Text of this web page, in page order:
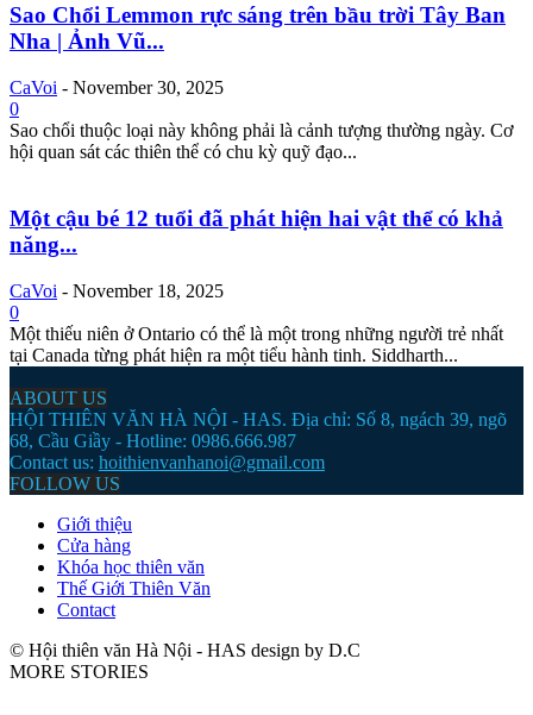
Sao Chổi Lemmon rực sáng trên bầu trời Tây Ban
Nha | Ảnh Vũ...
CaVoi - November 30, 2025
0
Sao chổi thuộc loại này không phải là cảnh tượng thường ngày. Cơ
hội quan sát các thiên thể có chu kỳ quỹ đạo...
Một cậu bé 12 tuổi đã phát hiện hai vật thể có khả
năng...
CaVoi - November 18, 2025
0
Một thiếu niên ở Ontario có thể là một trong những người trẻ nhất
tại Canada từng phát hiện ra một tiểu hành tinh. Siddharth...
ABOUT US
HỘI THIÊN VĂN HÀ NỘI - HAS. Địa chỉ: Số 8, ngách 39, ngõ
68, Cầu Giầy - Hotline: 0986.666.987
Contact us: hoithienvanhanoi@gmail.com
FOLLOW US
Giới thiệu
Cửa hàng
Khóa học thiên văn
Thế Giới Thiên Văn
Contact
© Hội thiên văn Hà Nội - HAS design by D.C
MORE STORIES